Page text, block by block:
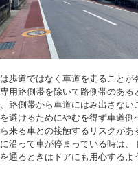
歩道ではなく車道を走ることが
用路側帯を除いて路側帯のある
路側帯から車道にはみ出さない
避けるためにやむを得ず車道側
来る車との接触するリスクがあ
沿って車が停まっている時は、
通るときはドアにも用心するよ